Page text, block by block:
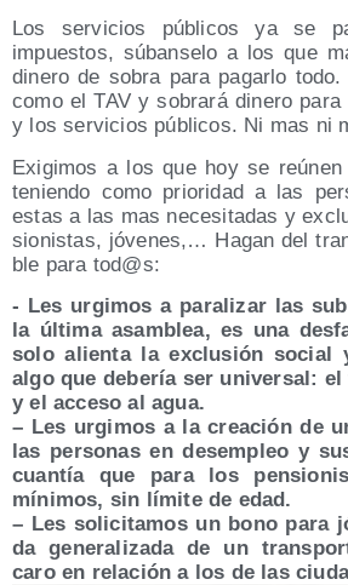
Los ser­vi­cios públi­cos ya se
impues­tos, súban­se­lo a los que
dine­ro de sobra para pagar­lo
como el TAV y sobra­rá dine­ro
y los ser­vi­cios públi­cos. Ni mas ni
Exi­gi­mos a los que hoy se
tenien­do como prio­ri­dad a las
estas a las mas nece­si­ta­das y
sio­nis­tas, jóve­nes,… Hagan del
ble para tod@s:
- Les urgi­mos a para­li­zar las
la últi­ma asam­blea, es una
solo alien­ta la exclu­sión social
algo que debe­ría ser uni­ver­sal:
y el acce­so al agua.
– Les urgi­mos a la crea­ción de
las per­so­nas en des­em­pleo y
cuan­tía que para los
míni­mos, sin lími­te de edad.
– Les soli­ci­ta­mos un bono para
da gene­ra­li­za­da de un
caro en rela­ción a los de las